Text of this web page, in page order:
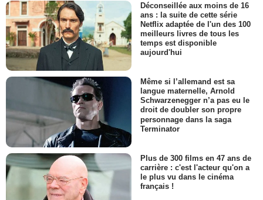
Déconseillée aux moins de 16
ans : la suite de cette série
Netflix adaptée de l'un des 100
meilleurs livres de tous les
temps est disponible
aujourd'hui
Même si l’allemand est sa
langue maternelle, Arnold
Schwarzenegger n’a pas eu le
droit de doubler son propre
personnage dans la saga
Terminator
Plus de 300 films en 47 ans de
carrière : c'est l'acteur qu'on a
le plus vu dans le cinéma
français !